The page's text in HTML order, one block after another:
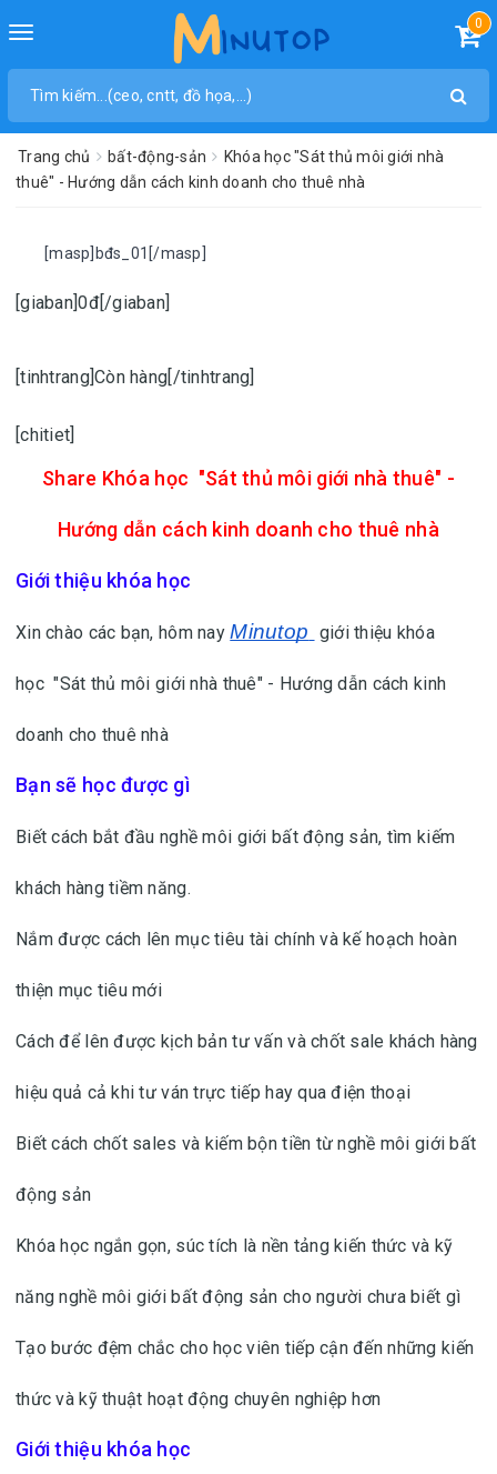
Toggle
0
Trang chủ bất-động-sản
Khóa học "Sát thủ môi giới nhà
thuê" - Hướng dẫn cách kinh doanh cho thuê nhà
[masp]bđs_01[/masp]
[giaban]0đ[/giaban]
[tinhtrang]Còn hàng[/tinhtrang]
[chitiet]
Share Khóa học "Sát thủ môi giới nhà thuê" -
Hướng dẫn cách kinh doanh cho thuê nhà
Giới thiệu khóa học
Xin chào các bạn, hôm nayMinutop giới thiệu khóa
học "Sát thủ môi giới nhà thuê" - Hướng dẫn cách kinh
doanh cho thuê nhà
Bạn sẽ học được gì
Biết cách bắt đầu nghề môi giới bất động sản, tìm kiếm
khách hàng tiềm năng.
Nắm được cách lên mục tiêu tài chính và kế hoạch hoàn
thiện mục tiêu mới
Cách để lên được kịch bản tư vấn và chốt sale khách hàng
hiệu quả cả khi tư ván trực tiếp hay qua điện thoại
Biết cách chốt sales và kiếm bộn tiền từ nghề môi giới bất
động sản
Khóa học ngắn gọn, súc tích là nền tảng kiến thức và kỹ
năng nghề môi giới bất động sản cho người chưa biết gì
Tạo bước đệm chắc cho học viên tiếp cận đến những kiến
thức và kỹ thuật hoạt động chuyên nghiệp hơn
Giới thiệu khóa học